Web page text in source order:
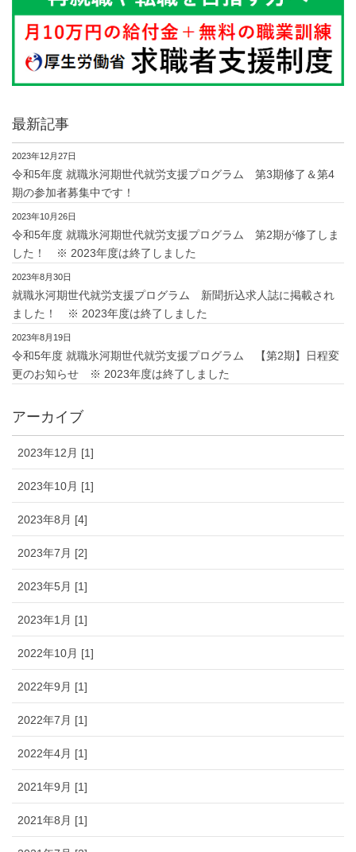
最新記事
2023年12月27日
令和5年度 就職氷河期世代就労支援プログラム 第3期修了＆第4
期の参加者募集中です！
2023年10月26日
令和5年度 就職氷河期世代就労支援プログラム 第2期が修了しま
した！ ※ 2023年度は終了しました
2023年8月30日
就職氷河期世代就労支援プログラム 新聞折込求人誌に掲載され
ました！ ※ 2023年度は終了しました
2023年8月19日
令和5年度 就職氷河期世代就労支援プログラム 【第2期】日程変
更のお知らせ ※ 2023年度は終了しました
アーカイブ
2023年12月 [1]
2023年10月 [1]
2023年8月 [4]
2023年7月 [2]
2023年5月 [1]
2023年1月 [1]
2022年10月 [1]
2022年9月 [1]
2022年7月 [1]
2022年4月 [1]
2021年9月 [1]
2021年8月 [1]